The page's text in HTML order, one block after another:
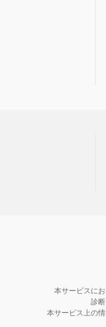
本サービスに
診
本サービス上の